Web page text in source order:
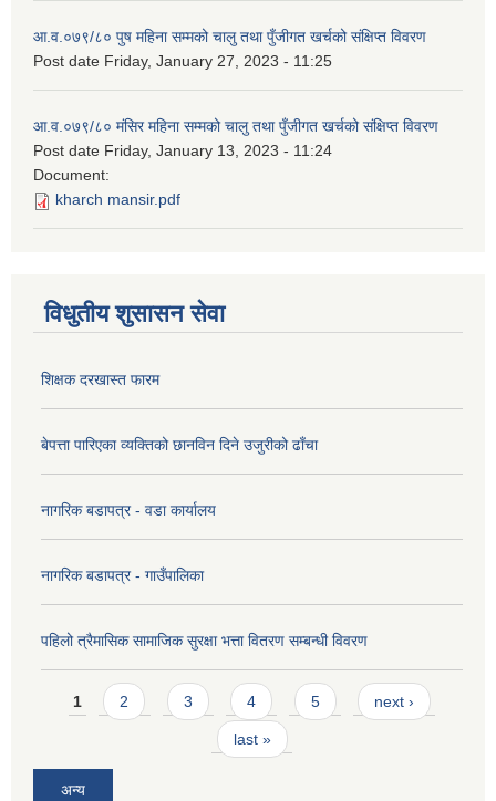
आ.व.०७९/८० पुष महिना सम्मको चालु तथा पुँजीगत खर्चको संक्षिप्त विवरण
Post date Friday, January 27, 2023 - 11:25
आ.व.०७९/८० मंसिर महिना सम्मको चालु तथा पुँजीगत खर्चको संक्षिप्त विवरण
Post date Friday, January 13, 2023 - 11:24
Document:
kharch mansir.pdf
विधुतीय शुसासन सेवा
शिक्षक दरखास्त फारम
बेपत्ता पारिएका व्यक्तिको छानविन दिने उजुरीको ढाँचा
नागरिक बडापत्र - वडा कार्यालय
नागरिक बडापत्र - गाउँपालिका
पहिलो त्रैमासिक सामाजिक सुरक्षा भत्ता वितरण सम्बन्धी विवरण
Pages
1 2 3 4 5 next ›
last »
अन्य